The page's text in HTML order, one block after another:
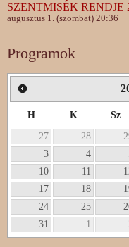
SZENTMISÉK RENDJE
augusztus 1. (szombat) 20:36
Programok
H K Sz
27
28
3
4
10
11
17
18
24
25
31
1